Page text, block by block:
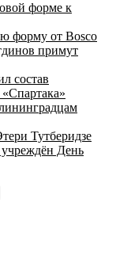
форме к
форму от Bosco
примут
состав
Тутберидзе
День